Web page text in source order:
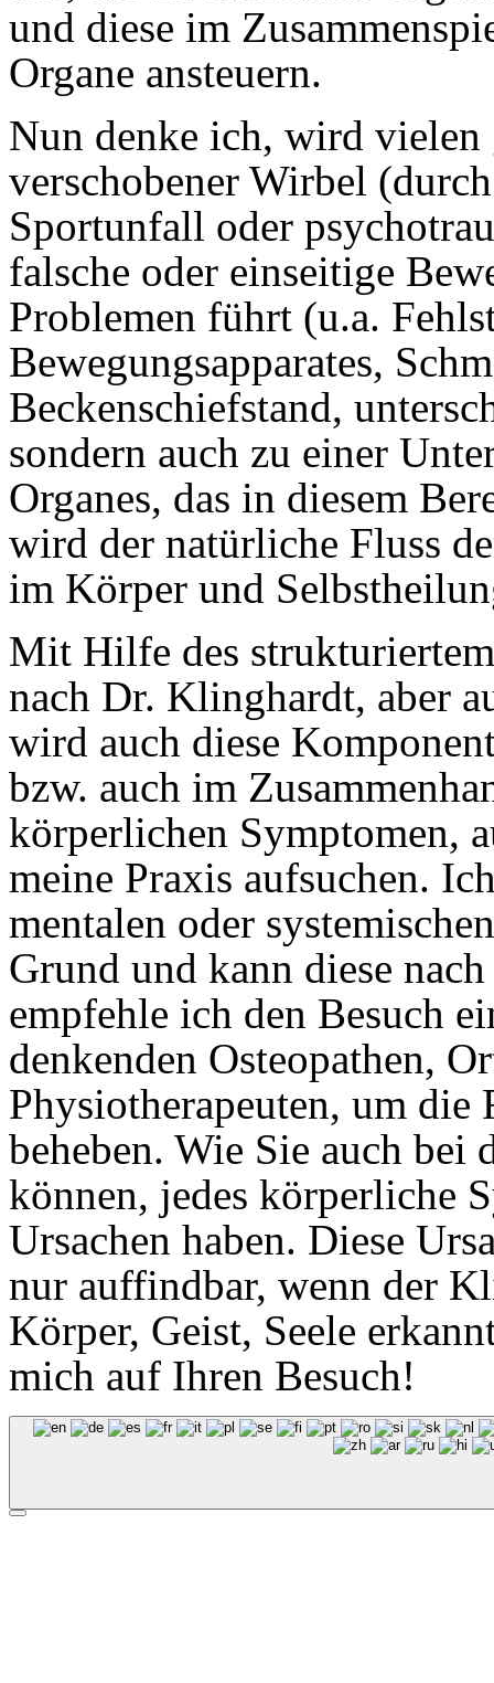
und diese im
Organe ansteuern.
Nun denke ich, wird vielen
verschobener Wirbel
Sportunfall oder
falsche oder einseitige
Problemen führt (u.a.
Bewegungsapparates,
Beckenschiefstand,
sondern auch zu einer
Organes, das in diesem
wird der natürliche Fluss
im Körper und
Mit Hilfe des
nach Dr. Klinghardt, aber
wird auch diese
bzw. auch im
körperlichen Symptomen,
meine Praxis aufsuchen.
mentalen oder
Grund und kann diese
empfehle ich den Besuch
denkenden Osteopathen,
Physiotherapeuten, um
beheben. Wie Sie auch bei
können, jedes körperliche
Ursachen haben. Diese
nur auffindbar, wenn der
Körper, Geist, Seele
mich auf Ihren Besuch!